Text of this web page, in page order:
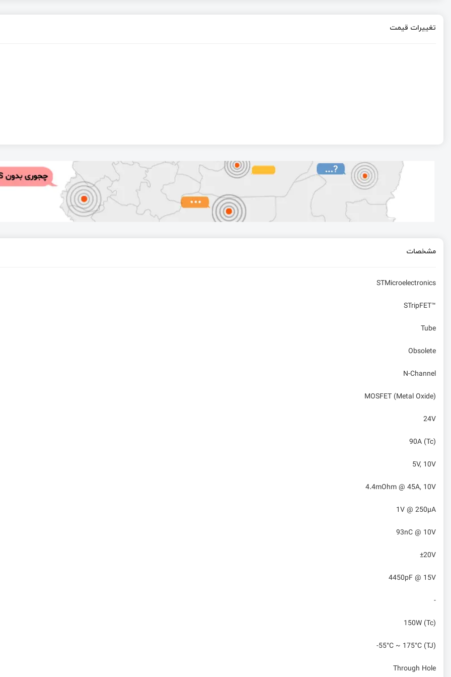
تغییرات قیمت
مشخصات
STMicroelectronics
STripFET™
Tube
Obsolete
N-Channel
MOSFET (Metal Oxide)
24V
90A (Tc)
5V, 10V
4.4mOhm @ 45A, 10V
1V @ 250µA
93nC @ 10V
±20V
4450pF @ 15V
-
150W (Tc)
-55°C ~ 175°C (TJ)
Through Hole